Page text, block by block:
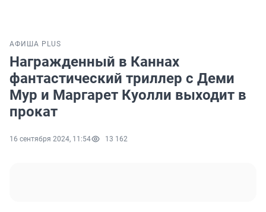
АФИША PLUS
Награжденный в Каннах
фантастический триллер с Деми
Мур и Маргарет Куолли выходит в
прокат
16 сентября 2024, 11:54 13 162